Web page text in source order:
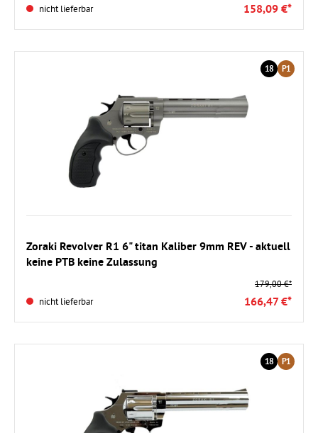
nicht lieferbar 158,09 €*
18 P1
Zoraki Revolver R1 6" titan Kaliber 9mm REV - aktuell
keine PTB keine Zulassung
nicht lieferbar
179,00 €*
166,47 €*
18 P1